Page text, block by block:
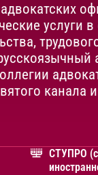
услуги в
канала и
СТУПРО